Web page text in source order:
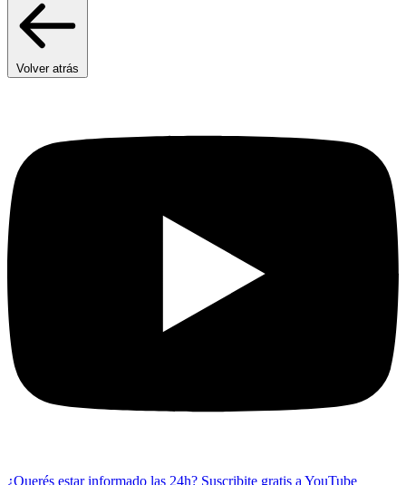
Volver atrás
¿Querés estar informado las 24h? Suscribite gratis a YouTube